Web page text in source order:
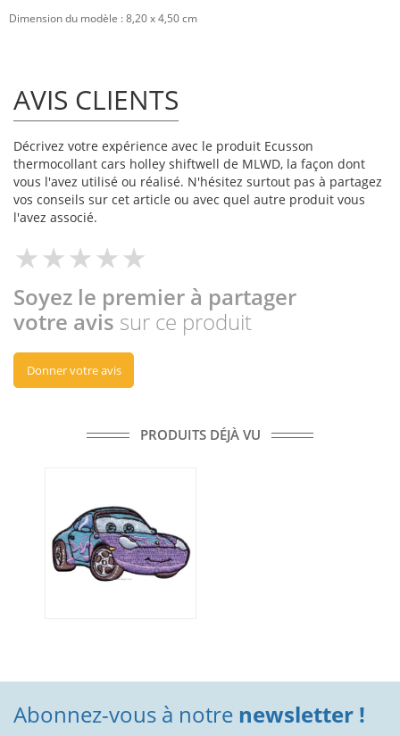
Dimension du modèle : 8,20 x 4,50 cm
AVIS CLIENTS
Décrivez votre expérience avec le produit Ecusson
thermocollant cars holley shiftwell de MLWD, la façon dont
vous l'avez utilisé ou réalisé. N'hésitez surtout pas à partagez
vos conseils sur cet article ou avec quel autre produit vous
l'avez associé.
Soyez le premier à partager
votre avis sur ce produit
Donner votre avis
PRODUITS DÉJÀ VU
Abonnez-vous à notre newsletter !